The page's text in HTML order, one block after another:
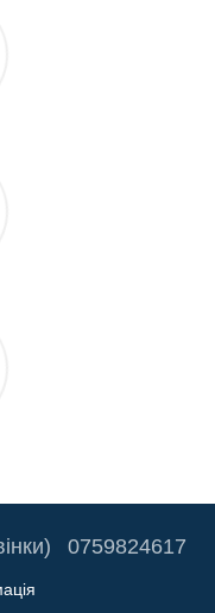
0759824617